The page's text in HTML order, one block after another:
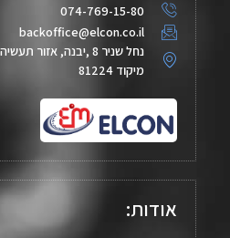
074-769-15-80
backoffice@elcon.co.il
מיקוד 81224
אודות: